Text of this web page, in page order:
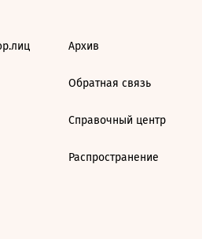
Архив
Обратная связь
Справочный центр
Распространение